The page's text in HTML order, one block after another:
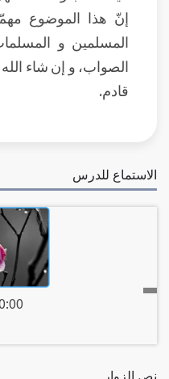
إنّ هذا الموضوع
المسلمين و
الصواب، و إن شاء
قادم.
الاستماع للدرس
نص الزوار